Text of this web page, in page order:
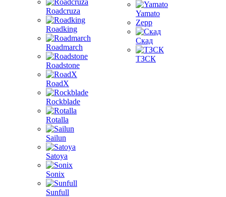
Roadcruza
Roadking
Roadmarch
Roadstone
RoadX
Rockblade
Rotalla
Sailun
Satoya
Sonix
Sunfull
Yamato
Zepp
Скад
ТЗСК